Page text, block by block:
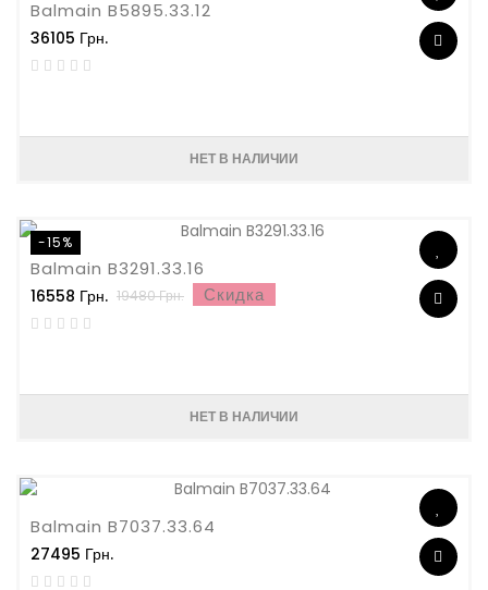
Balmain B5895.33.12
36105 Грн.
НЕТ В НАЛИЧИИ
-15%
Balmain B3291.33.16
16558 Грн. 19480 Грн. Скидка
НЕТ В НАЛИЧИИ
Balmain B7037.33.64
27495 Грн.